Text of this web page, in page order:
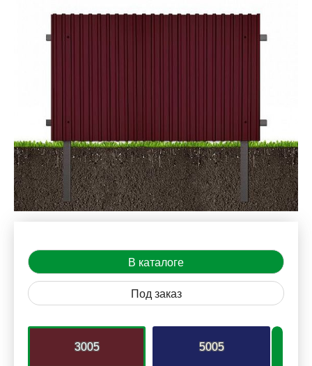
В каталоге
Под заказ
3005 5005